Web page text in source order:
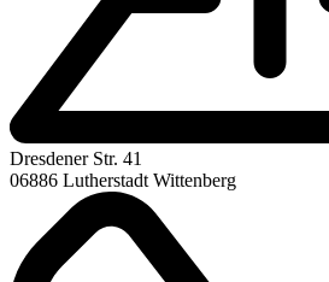
Dresdener Str. 41
06886 Lutherstadt Wittenberg